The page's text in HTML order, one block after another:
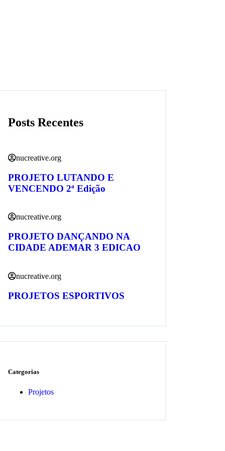
Posts Recentes
nucreative.org
PROJETO LUTANDO E
VENCENDO 2ª Edição
nucreative.org
PROJETO DANÇANDO NA
CIDADE ADEMAR 3 EDICAO
nucreative.org
PROJETOS ESPORTIVOS
Categorias
Projetos